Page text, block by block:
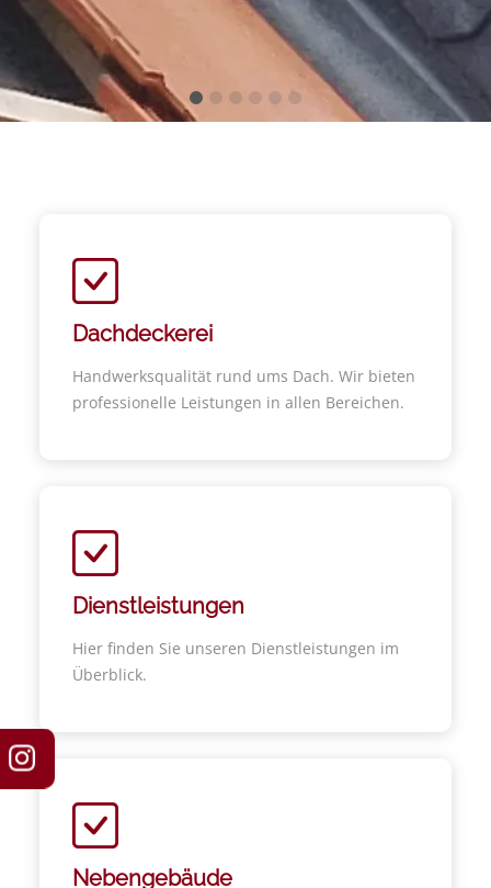
Dachdeckerei
Handwerksqualität rund ums Dach. Wir bieten
professionelle Leistungen in allen Bereichen.
Dienstleistungen
Hier finden Sie unseren Dienstleistungen im
Überblick.
Nebengebäude